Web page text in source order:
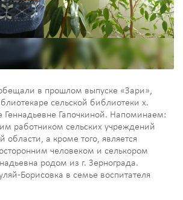
в прошлом выпуске «Зари»,
сельской библиотеки х.
Геннадьевне Гапочкиной. Напоминаем:
работником сельских учреждений
области, а кроме того, является
человеком и селькором
родом из г. Зернограда.
Борисовка в семье воспитателя